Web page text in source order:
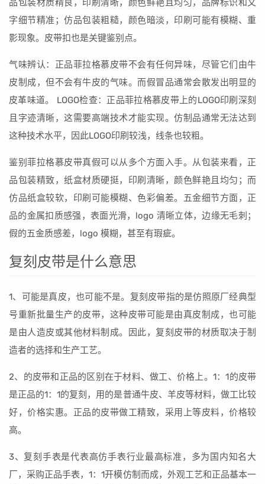
品包装材质精良，印刷清晰，颜色鲜艳且均匀，品牌标识和文
字细节精准；仿品包装粗糙，颜色暗淡，印刷可能有模糊、重
影现象。皮带扣也是关键鉴别点。
气味辨认：正品菲拉格慕皮带不会有任何异味，尽管它们由牛
皮制成，但不会有牛皮的气味。而假冒品通常会散发出明显的
皮革味道。 LOGO检查：正品菲拉格慕皮带上的LOGO印刷深刻
且字迹清晰，这需要高端技术才能实现。仿制品通常无法达到
这种技术水平，因此LOGO印刷较浅，线条也较粗。
鉴别菲拉格慕皮带真假可以从多个方面入手。从包装来看，正
品包装精致，纸盒材质硬挺，印刷清晰，颜色鲜艳且均匀；而
仿品纸盒较软，印刷可能模糊、色彩偏差。五金细节方面，正
品的金属扣质感强，表面光滑，logo 清晰立体，边缘无毛刺；
假的五金质感差，logo 模糊，甚至有瑕疵。
复刻皮带是什么意思
1、可能是真皮，也可能不是。复刻皮带指的是仿照原厂经典型
号重新批量生产的皮带，这种皮带可能是由真皮制成，也可能
是由人造皮或其他材料制成。因此，复刻皮带的材质取决于制
造者的选择和生产工艺。
2、的皮带和正品的区别在于材料、做工、价格上。1：1的皮带
是正品的1：1的复刻，用的是普通牛皮、羊皮等材料，做工比较
好，价格实惠。正品的皮带做工精致，采用上等皮料，价格较
高。
3、复刻手表是代表高仿手表行业最高标准，多为国内知名大
厂，采购正品手表，1：1开模仿制而成，外观工艺和正品基本一